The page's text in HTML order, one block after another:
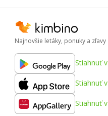
Najnovšie letáky, ponuky a zľavy
Stiahnuť v
Stiahnuť v
Stiahnuť v